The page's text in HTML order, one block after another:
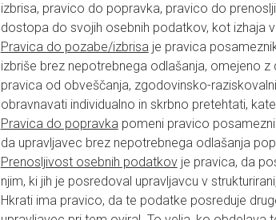
izbrisa, pravico do popravka, pravico do
dostopa do svojih osebnih podatkov, kot izhaja v
Pravica do pozabe/izbrisaje pravica
izbriše brez nepotrebnega odlašanja, omejeno z
pravica od obveščanja, zgodovinsko-
obravnavati individualno in skrbno pretehtati,
Pravica do popravkapomeni pravico
da upravljavec brez nepotrebnega odlašanja
Prenosljivost osebnih podatkovje pravica, da
njim, ki jih je posredoval upravljavcu v
Hkrati ima pravico, da te podatke posreduje